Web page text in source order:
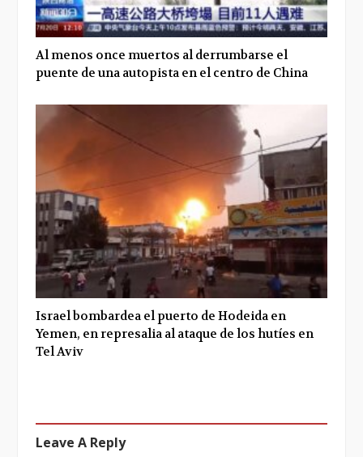
Al menos once muertos al derrumbarse el
puente de una autopista en el centro de China
Israel bombardea el puerto de Hodeida en
Yemen, en represalia al ataque de los hutíes en
Tel Aviv
Leave A Reply